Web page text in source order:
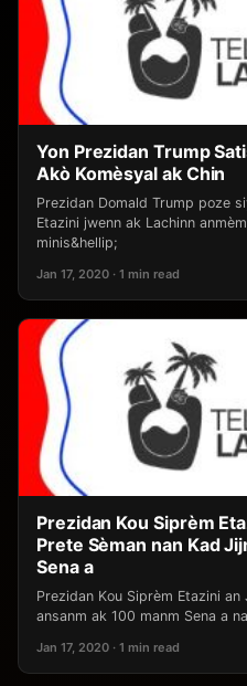
Yon Prezidan Trump
Akò Komèsyal ak Chin
Prezidan Domald Trump poze
Etazini jwenn ak Lachinn
minis&hellip;
Jan 17, 2020 · 1 min read
Prezidan Kou Siprèm
Prete Sèman nan Kad
Sena a
Prezidan Kou Siprèm Etazini
ansanm ak 100 manm Sena a
Jan 17, 2020 · 1 min read